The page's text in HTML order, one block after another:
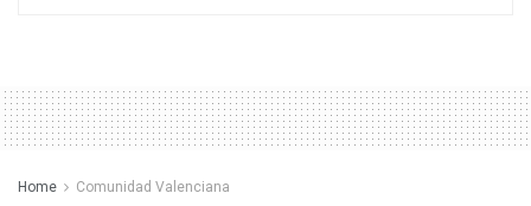
Home Comunidad Valenciana